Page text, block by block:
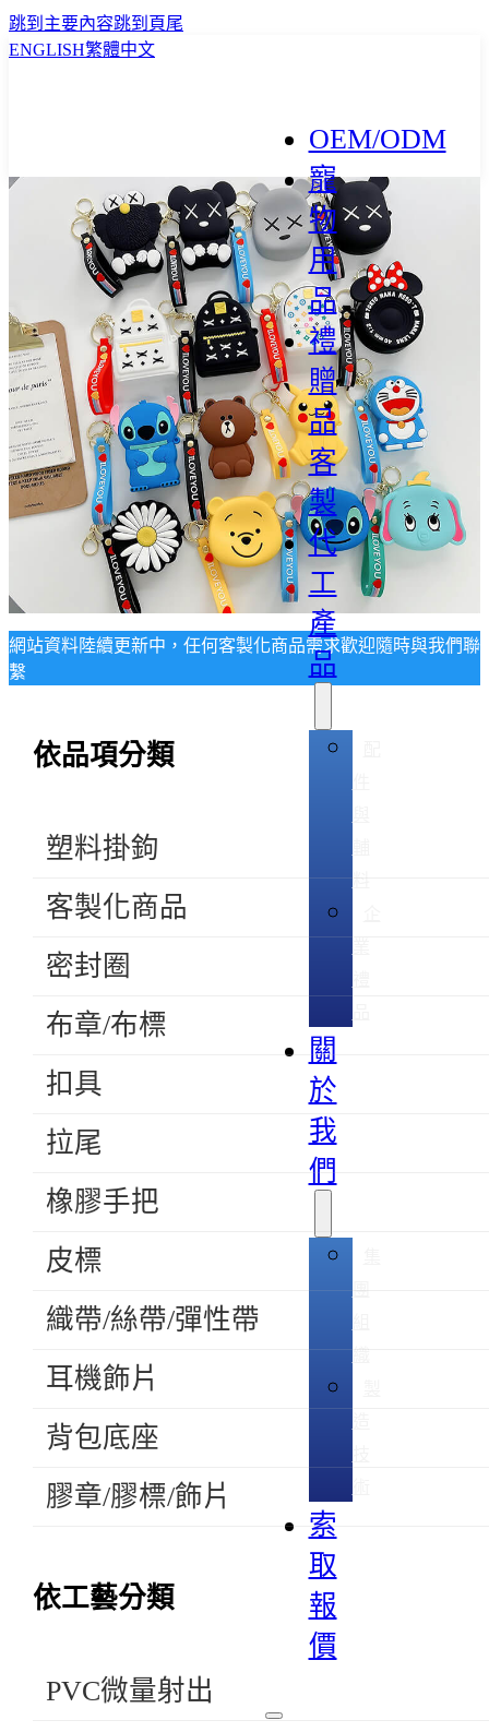
跳到主要內容跳到頁尾
ENGLISH繁體中文
OEM/ODM
寵
物
用
品
禮
贈
品
客
製
代
工
產
品
料
關
於
我
們
團
織
索
取
報
價
網站資料陸續更新中，任何客製化商品需求歡迎隨時與我們聯
繫
依品項分類
塑料掛鉤
客製化商品
密封圈
布章/布標
扣具
拉尾
橡膠手把
皮標
織帶/絲帶/彈性帶
耳機飾片
背包底座
膠章/膠標/飾片
依工藝分類
PVC微量射出